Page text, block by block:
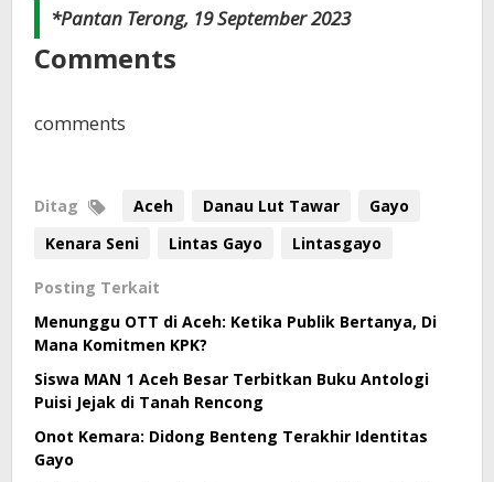
*Pantan Terong, 19 September 2023
Comments
comments
Ditag Aceh Danau Lut Tawar
Gayo
Kenara Seni
Lintas Gayo Lintasgayo
Posting Terkait
Menunggu OTT di Aceh: Ketika Publik Bertanya, Di
Mana Komitmen KPK?
Siswa MAN 1 Aceh Besar Terbitkan Buku Antologi
Puisi Jejak di Tanah Rencong
Onot Kemara: Didong Benteng Terakhir Identitas
Gayo